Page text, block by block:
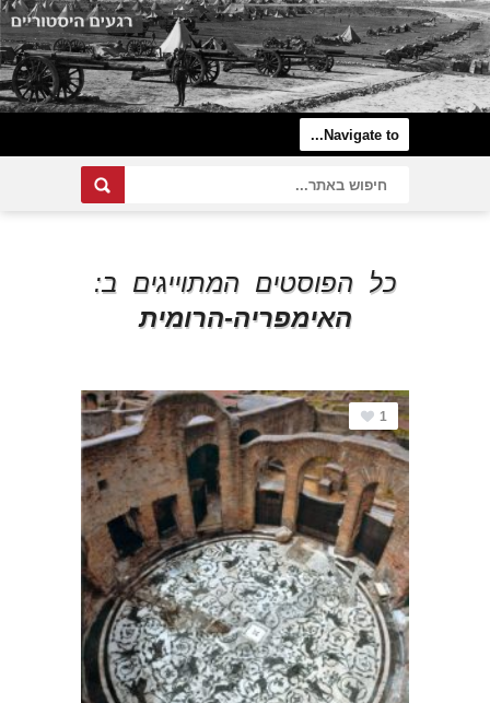
כל הפוסטים המתוייגים ב:
האימפריה-הרומית
1